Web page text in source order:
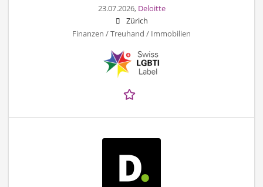
23.07.2026, Deloitte
Zürich
Finanzen / Treuhand / Immobilien